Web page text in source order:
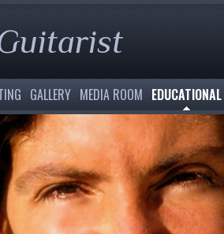
GALLERY MEDIA ROOM EDUCATIONAL